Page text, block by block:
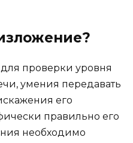
проверки уровня
умения передавать
его
правильно его
необходимо